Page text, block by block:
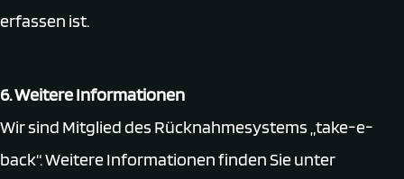
erfassen ist.
6. Weitere Informationen
Wir sind Mitglied des Rücknahmesystems „take-e-
back“. Weitere Informationen finden Sie unter